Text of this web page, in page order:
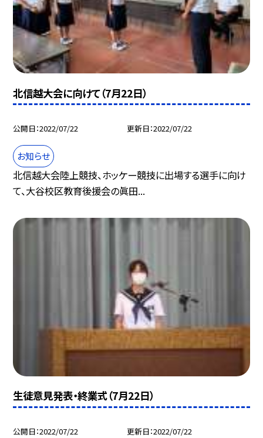
北信越大会に向けて（7月22日）
公開日 2022/07/22 更新日 2022/07/22
お知らせ
北信越大会陸上競技、ホッケー競技に出場する選手に向け
て、大谷校区教育後援会の眞田...
生徒意見発表・終業式（7月22日）
公開日 2022/07/22 更新日 2022/07/22